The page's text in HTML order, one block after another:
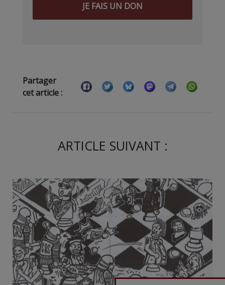
JE FAIS UN DON
Partager
cet article :
ARTICLE SUIVANT :